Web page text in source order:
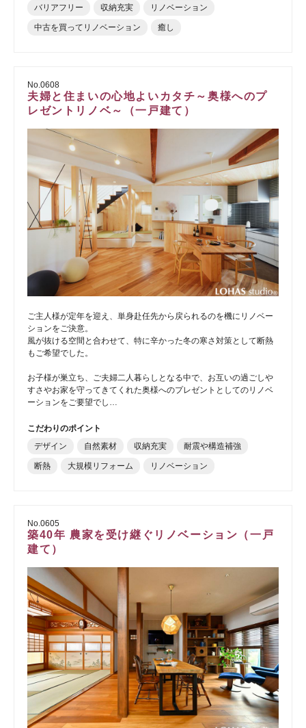
バリアフリー 収納充実 リノベーション
中古を買ってリノベーション 癒し
No.0608
夫婦と住まいの心地よいカタチ～奥様へのプ
レゼントリノベ～（一戸建て）
ご主人様が定年を迎え、単身赴任先から戻られるのを機にリノベー
ションをご決意。
風が抜ける空間と合わせて、特に辛かった冬の寒さ対策として断熱
もご希望でした。
お子様が巣立ち、ご夫婦二人暮らしとなる中で、お互いの過ごしや
すさやお家を守ってきてくれた奥様へのプレゼントとしてのリノベ
ーションをご要望でし…
こだわりのポイント
デザイン
自然素材 収納充実 耐震や構造補強
断熱 大規模リフォーム リノベーション
No.0605
築40年 農家を受け継ぐリノベーション（一戸
建て）